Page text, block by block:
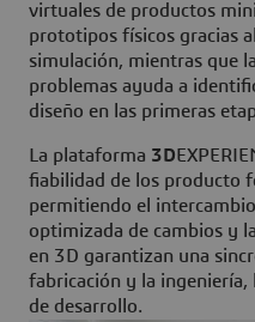
virtuales de productos
prototipos físicos gracias
simulación, mientras que
problemas ayuda a
diseño en las primeras
La plataforma 3D
fiabilidad de los producto
permitiendo el
optimizada de cambios y
en 3D garantizan una
fabricación y la ingeniería,
de desarrollo.